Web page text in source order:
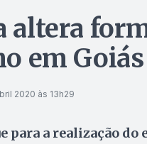
altera
em Goiás
2020 às 13h29
para a realização